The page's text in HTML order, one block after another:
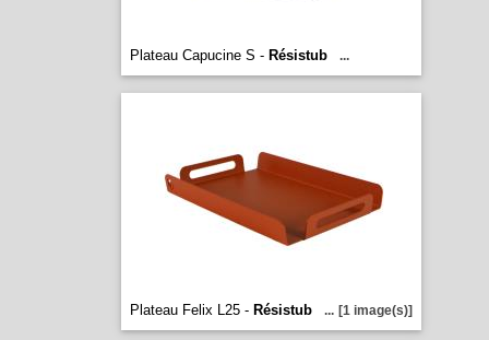
Plateau Capucine S - Résistub ...
Plateau Felix L25 - Résistub ... [1 image(s)]